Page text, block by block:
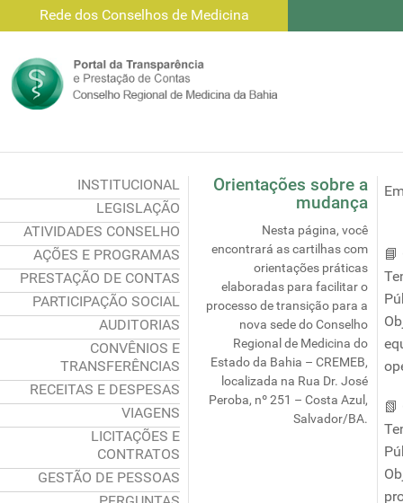
Rede dos Conselhos de Medicina
INSTITUCIONAL
LEGISLAÇÃO
ATIVIDADES CONSELHO
AÇÕES E PROGRAMAS
PRESTAÇÃO DE CONTAS
PARTICIPAÇÃO SOCIAL
AUDITORIAS
CONVÊNIOS E
TRANSFERÊNCIAS
RECEITAS E DESPESAS
VIAGENS
LICITAÇÕES E
CONTRATOS
GESTÃO DE PESSOAS
Orientações sobre a
mudança
Nesta página, você
encontrará as cartilhas com
orientações práticas
elaboradas para facilitar o
processo de transição para a
nova sede do Conselho
Regional de Medicina do
Estado da Bahia – CREMEB,
localizada na Rua Dr. José
Peroba, nº 251 – Costa Azul,
Salvador/BA.